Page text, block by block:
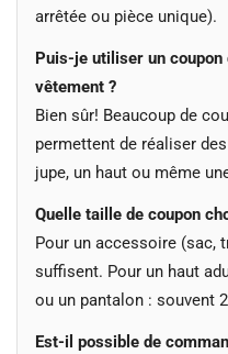
arrêtée ou pièce unique).
Puis-je utiliser un
vêtement ?
Bien sûr! Beaucoup de
permettent de réaliser
jupe, un haut ou même
Quelle taille de coupon
Pour un accessoire (sac,
suffisent. Pour un haut
ou un pantalon : souvent
Est-il possible de